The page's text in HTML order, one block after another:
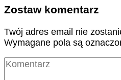
Zostaw komentarz
Twój adres email nie
Wymagane pola są